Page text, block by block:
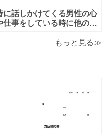
話しかけてくる男性の心
事をしている時に他の人
らでしょうか？恋愛的に好
もっと見る≫